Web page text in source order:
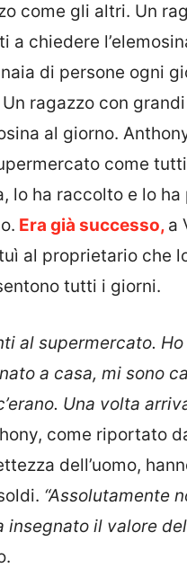
come gli altri. Un
chiedere
di persone ogni
ragazzo con
al giorno.
come
lo ha raccolto e lo ha
Era già successo, a
al proprietario che
tutti i giorni.
al supermercato. Ho
a casa, mi sono
Una volta
come riportato
dell’uomo,
“Assolutamente
il valore